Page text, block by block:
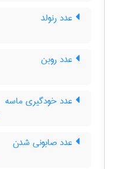
عدد رنولد
عدد روبن
عدد خودگیری ماسه
عدد صابونی شدن